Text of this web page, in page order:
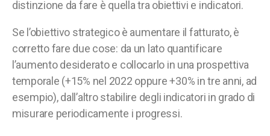
distinzione da fare è quella tra obiettivi e indicatori.
Se l’obiettivo strategico è aumentare il fatturato, è
corretto fare due cose: da un lato quantificare
l’aumento desiderato e collocarlo in una prospettiva
temporale (+15% nel 2022 oppure +30% in tre anni, ad
esempio), dall’altro stabilire degli indicatori in grado di
misurare periodicamente i progressi.